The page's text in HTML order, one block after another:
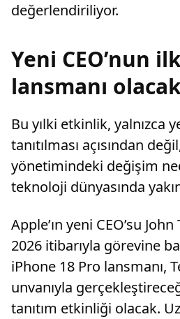
değerlendiriliyor.
Yeni CEO’nun
lansmanı
Bu yılki etkinlik, yalnızca
tanıtılması açısından
yönetimindeki değişim
teknoloji dünyasında
Apple’ın yeni CEO’su
2026 itibarıyla görevine
iPhone 18 Pro lansmanı,
unvanıyla
tanıtım etkinliği olacak.